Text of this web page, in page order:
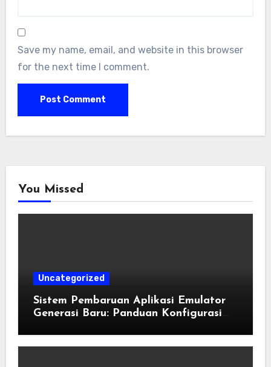
Save my name, email, and website in this browser
for the next time I comment.
You Missed
Uncategorized
Sistem Pembaruan Aplikasi Emulator
Generasi Baru: Panduan Konfigurasi